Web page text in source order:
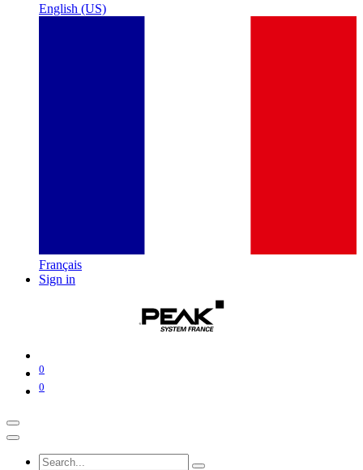
English (US)
Français
Sign in
0
0